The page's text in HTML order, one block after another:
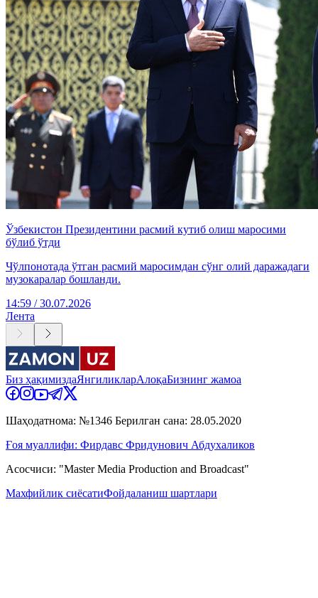
Ўзбекистон Президентини расмий кутиб олиш маросими
бўлиб ўтди
Чўлпонотада ўтган расмий маросимдан сўнг олий даражадаги
музокаралар бошланди.
14:59 / 30.07.2026
Лента
Биз ҳақимиздаЯнгиликларАлоқаБизнинг жамоа
Шаҳодатнома: №1346 Берилган сана: 28.05.2020
Ғоя муаллифи: Фирдавс Фридунович Абдухаликов
Асосчиси: "Master Media Production and Broadcast"
Махфийлик сиёсатиФойдаланиш шартлари